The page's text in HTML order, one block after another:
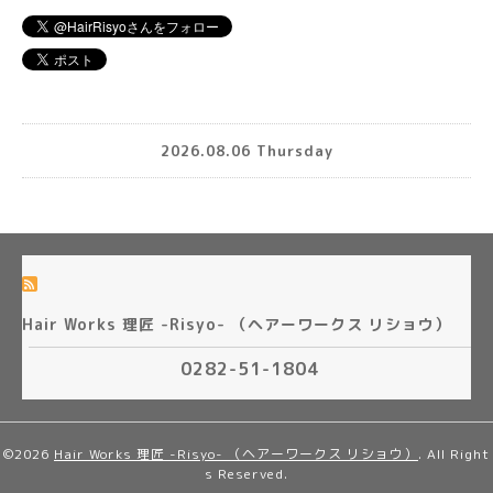
2026.08.06 Thursday
Hair Works 理匠 -Risyo- （ヘアーワークス リショウ）
0282-51-1804
©2026 Hair Works 理匠 -Risyo- （ヘアーワークス リショウ） . All Right
s Reserved.